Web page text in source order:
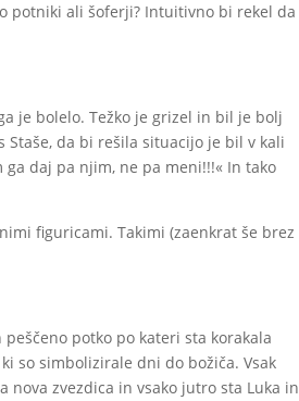
potniki ali šoferji? Intuitivno bi rekel da
je bolelo. Težko je grizel in bil je bolj
Staše, da bi rešila situacijo je bil v kali
ga daj pa njim, ne pa meni!!!« In tako
figuricami. Takimi (zaenkrat še brez
potko po kateri sta korakala
so simbolizirale dni do božiča. Vsak
zvezdica in vsako jutro sta Luka in